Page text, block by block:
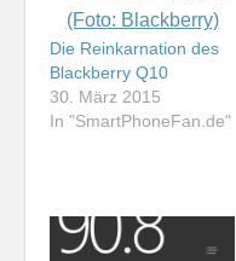
Die Reinkarnation des
Blackberry Q10
30. März 2015
In "SmartPhoneFan.de"